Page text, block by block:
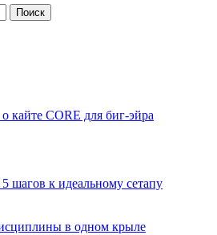
Поиск
кайте CORE для биг-эйра
шагов к идеальному сетапу
в одном крыле